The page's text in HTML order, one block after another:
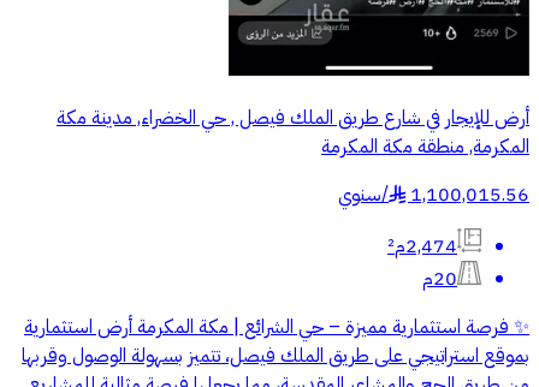
أرض للإيجار في شارع طريق الملك فيصل , حي الخضراء, مدينة مكة
المكرمة, منطقة مكة المكرمة
1,100,015.56
§
/سنوي
2,474م²
20م
✨ فرصة استثمارية مميزة – حي الشرائع | مكة المكرمة أرض استثمارية
بموقع استراتيجي على طريق الملك فيصل، تتميز بسهولة الوصول وقربها